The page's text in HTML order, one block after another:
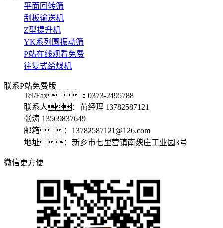
平面回转筛
刮板输送机
Z型提升机
YK系列圆振动筛
P站在线观看免费
往复式给煤机
联系P站免费版
Tel/Fax：0373-2495788
联系人：苗经理 13782587121
张涛 13569837649
邮箱：13782587121@126.com
地址：新乡市七里营镇南魏庄工业园3号
微信更方便